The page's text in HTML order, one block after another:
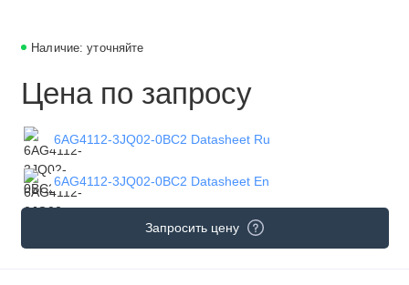
Наличие: уточняйте
Цена по запросу
6AG4112-3JQ02-0BC2 Datasheet Ru
6AG4112-3JQ02-0BC2 Datasheet En
Запросить цену